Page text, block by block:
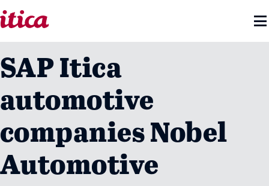

SAP Itica
automotive
companies Nobel
Automotive